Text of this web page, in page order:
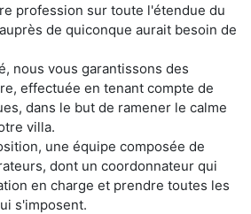
profession sur toute l'étendue du
de quiconque aurait besoin de
nous vous garantissons des
effectuée en tenant compte de
dans le but de ramener le calme
villa.
une équipe composée de
dont un coordonnateur qui
en charge et prendre toutes les
s'imposent.